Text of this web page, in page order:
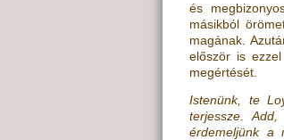
és
másikból
magának.
először is
megértését.
Istenünk, te
terjessze.
érdemeljünk a